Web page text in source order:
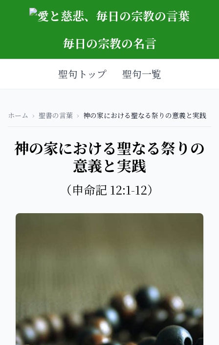
毎日の宗教の名言
聖句トップ 聖句一覧
ホーム › 聖書の言葉 › 神の家における聖なる祭りの意義と実践
神の家における聖なる祭りの
意義と実践
（申命記 12:1-12）